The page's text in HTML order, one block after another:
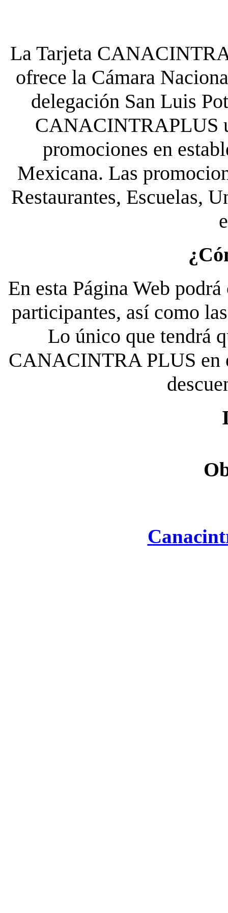
La Tarjeta
ofrece la Cámara
delegación San Luis
CANACINTRAPLUS
promociones en
Mexicana. Las
Restaurantes, Escuelas,
En esta Página Web
participantes, así como
Lo único que tendrá
CANACINTRA PLUS en